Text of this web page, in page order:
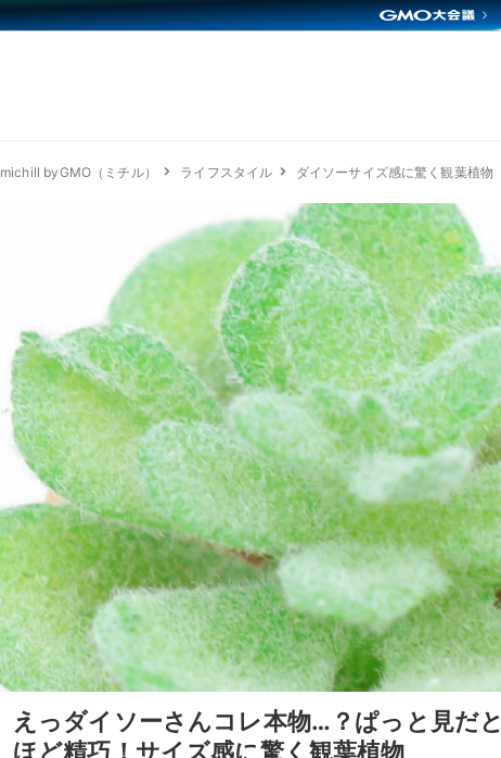
michill byGMO（ミチル） ライフスタイル ダイソーサイズ感に驚く観葉植物
えっダイソーさんコレ本物…？ぱっと見だ
ほど精巧！サイズ感に驚く観葉植物